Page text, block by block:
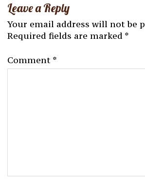
Leave a Reply
Your email address will not be
Required fields are marked *
Comment *